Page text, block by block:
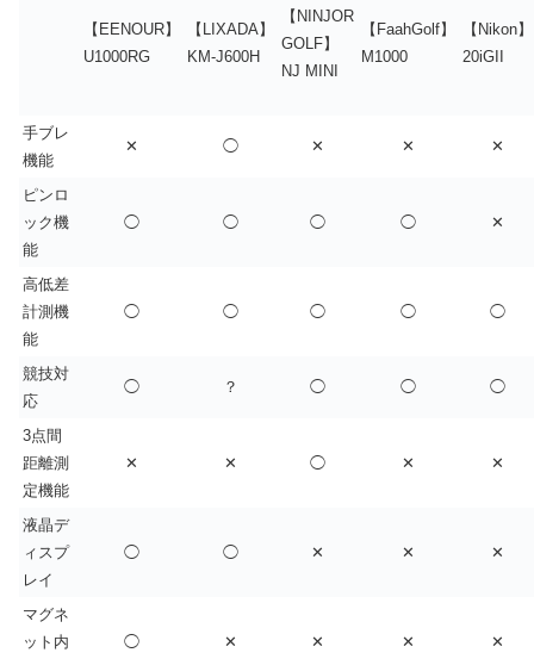
【EENOUR】
U1000RG
【LIXADA】
KM-J600H
【NINJOR
GOLF】
NJ MINI
【FaahGolf】
M1000
【Nikon】
20iGII
手ブレ
機能
✕ ◯ ✕ ✕ ✕
ピンロ
ック機
能
◯ ◯ ◯ ◯ ✕
高低差
計測機
能
◯ ◯ ◯ ◯ ◯
競技対
応
◯ ？ ◯ ◯ ◯
3点間
距離測
定機能
✕ ✕ ◯ ✕ ✕
液晶デ
ィスプ
レイ
◯ ◯ ✕ ✕ ✕
マグネ
ット内
◯ ✕ ✕ ✕ ✕